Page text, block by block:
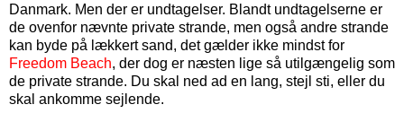
Danmark. Men der er undtagelser. Blandt undtagelserne er
de ovenfor nævnte private strande, men også andre strande
kan byde på lækkert sand, det gælder ikke mindst for
Freedom Beach, der dog er næsten lige så utilgængelig som
de private strande. Du skal ned ad en lang, stejl sti, eller du
skal ankomme sejlende.